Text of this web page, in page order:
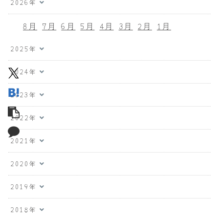
2026年
8月 7月 6月 5月 4月 3月 2月 1月
2025年
2024年
2023年
2022年
2021年
2020年
2019年
2018年